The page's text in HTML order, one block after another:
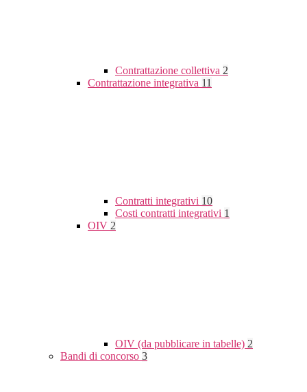
Contrattazione collettiva 2
Contrattazione integrativa 11
Contratti integrativi 10
Costi contratti integrativi 1
OIV 2
OIV (da pubblicare in tabelle) 2
Bandi di concorso 3